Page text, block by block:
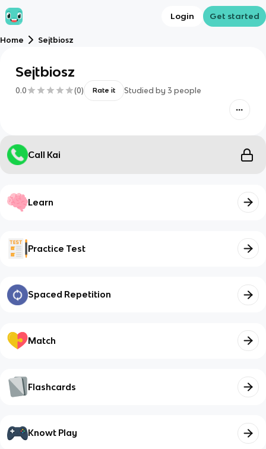
Login Get started
Home Sejtbiosz
Sejtbiosz
0.0 (0) Rate it Studied by 3 people
Call Kai
Learn
Practice Test
Spaced Repetition
Match
Flashcards
Knowt Play